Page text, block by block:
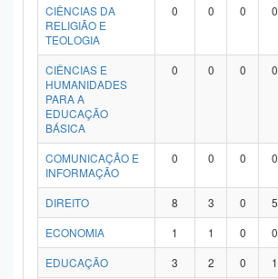
CIÊNCIAS DA
RELIGIÃO E
TEOLOGIA
0 0 0 0
CIÊNCIAS E
HUMANIDADES
PARA A
EDUCAÇÃO
BÁSICA
0 0 0 0
COMUNICAÇÃO E
INFORMAÇÃO
0 0 0 0
DIREITO 8 3 0 5
ECONOMIA
1 1 0 0
EDUCAÇÃO
3 2 0 1